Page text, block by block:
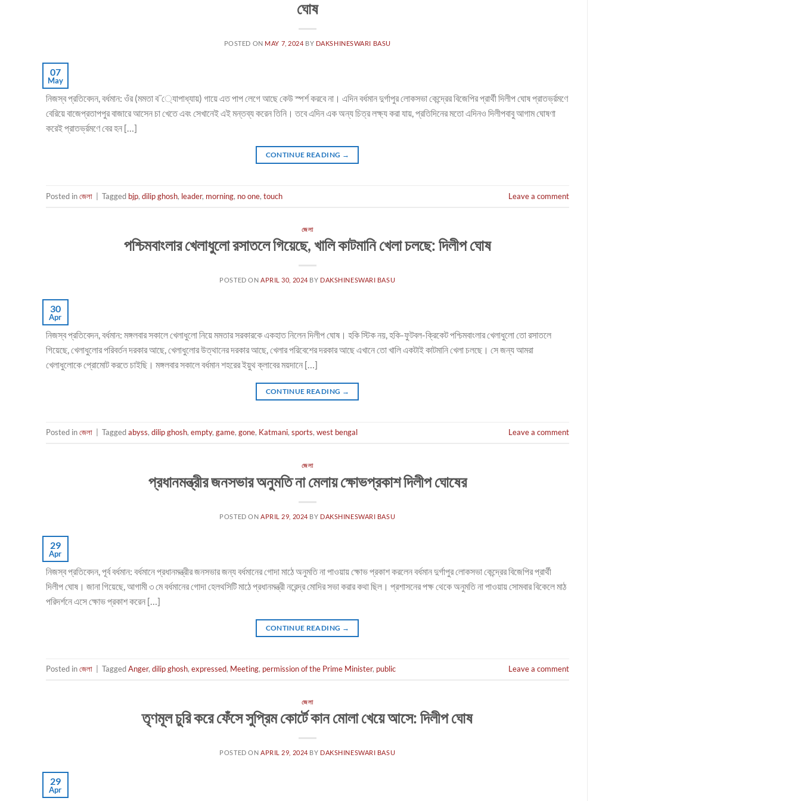
ঘোষ
POSTED ON MAY 7, 2024 BY DAKSHINESWARI BASU
07
May
নিজস্ব প্রতিবেদন, বর্ধমান: ওঁর (মমতা ব¨্যােপাধ্যায়) গায়ে এত পাপ লেগে আছে কেউ স্পর্শ করবে না। এদিন বর্ধমান দুর্গাপুর লোকসভা কেন্দ্রের বিজেপির প্রার্থী দিলীপ ঘোষ প্রাতর্ভ্রমণে
বেরিয়ে বাজেপ্রতাপপুর বাজারে আসেন চা খেতে এবং সেখানেই এই মন্তব্য করেন তিনি। তবে এদিন এক অন্য চিত্র লক্ষ্য করা যায়, প্রতিদিনের মতো এদিনও দিলীপবাবু আগাম ঘোষণা
করেই প্রাতর্ভ্রমণে বের হন […]
CONTINUE READING →
Posted inজেলা Tagged bjp, dilip ghosh, leader, morning, no one, touch Leave a comment
জেলা
পশ্চিমবাংলার খেলাধুলো রসাতলে গিয়েছে, খালি কাটমানি খেলা চলছে: দিলীপ ঘোষ
POSTED ON APRIL 30, 2024 BY DAKSHINESWARI BASU
30
Apr
নিজস্ব প্রতিবেদন, বর্ধমান: মঙ্গলবার সকালে খেলাধুলো নিয়ে মমতার সরকারকে একহাত নিলেন দিলীপ ঘোষ। হকি স্টিক নয়, হকি-ফুটবল-ক্রিকেট পশ্চিমবাংলার খেলাধুলো তো রসাতলে
গিয়েছে, খেলাধুলোর পরিবর্তন দরকার আছে, খেলাধুলোর উত্থানের দরকার আছে, খেলার পরিবেশের দরকার আছে এখানে তো খালি একটাই কাটমানি খেলা চলছে। সে জন্য আমরা
খেলাধুলোকে প্রোমোট করতে চাইছি। মঙ্গলবার সকালে বর্ধমান শহরের ইয়ুথ ক্লাবের ময়দানে […]
CONTINUE READING →
Posted inজেলা Taggedabyss, dilip ghosh, empty, game, gone, Katmani, sports, west bengal Leave a comment
জেলা
প্রধানমন্ত্রীর জনসভার অনুমতি না মেলায় ক্ষোভপ্রকাশ দিলীপ ঘোষের
POSTED ON APRIL 29, 2024 BY DAKSHINESWARI BASU
29
Apr
নিজস্ব প্রতিবেদন, পূর্ব বর্ধমান: বর্ধমানে প্রধানমন্ত্রীর জনসভার জন্য বর্ধমানের গোদা মাঠে অনুমতি না পাওয়ায় ক্ষোভ প্রকাশ করলেন বর্ধমান দুর্গাপুর লোকসভা কেন্দ্রের বিজেপির প্রার্থী
দিলীপ ঘোষ। জানা গিয়েছে, আগামী ৩ মে বর্ধমানের গোদা হেলথসিটি মাঠে প্রধানমন্ত্রী নরেন্দ্র মোদির সভা করার কথা ছিল। প্রশাসনের পক্ষ থেকে অনুমতি না পাওয়ায় সোমবার বিকেলে মাঠ
পরিদর্শনে এসে ক্ষোভ প্রকাশ করেন […]
CONTINUE READING →
Posted inজেলা TaggedAnger, dilip ghosh, expressed, Meeting, permission of the Prime Minister, public Leave a comment
জেলা
তৃণমূল চুরি করে ফেঁসে সুপ্রিম কোর্টে কান মোলা খেয়ে আসে: দিলীপ ঘোষ
POSTED ON APRIL 29, 2024 BY DAKSHINESWARI BASU
29
Apr